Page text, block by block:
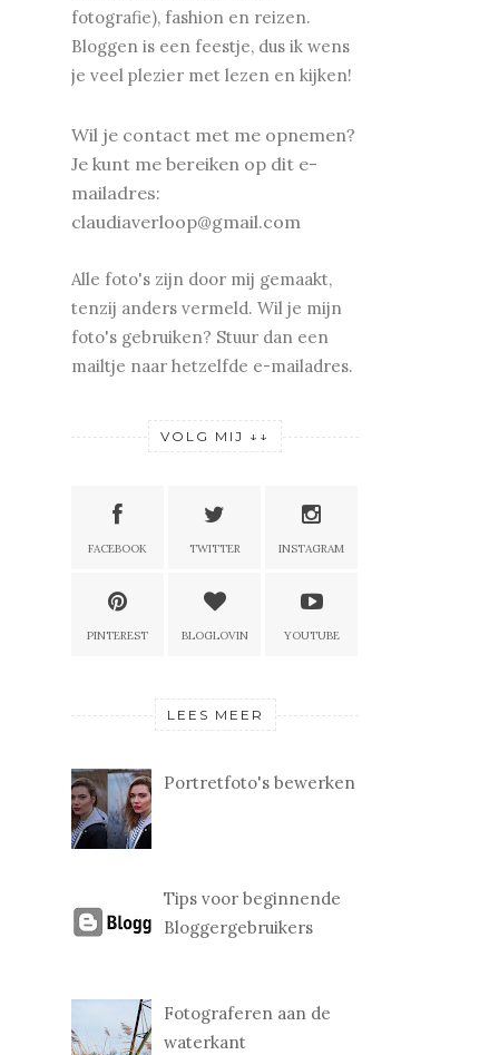
fotografie), fashion en reizen.
Bloggen is een feestje, dus ik wens
je veel plezier met lezen en kijken!
Wil je contact met me opnemen?
Je kunt me bereiken op dit e-
mailadres:
claudiaverloop@gmail.com
Alle foto's zijn door mij gemaakt,
tenzij anders vermeld. Wil je mijn
foto's gebruiken? Stuur dan een
mailtje naar hetzelfde e-mailadres.
VOLG MIJ ↓↓
FACEBOOK TWITTER INSTAGRAM
PINTEREST BLOGLOVIN YOUTUBE
LEES MEER
Portretfoto's bewerken
Tips voor beginnende
Bloggergebruikers
Fotograferen aan de
waterkant